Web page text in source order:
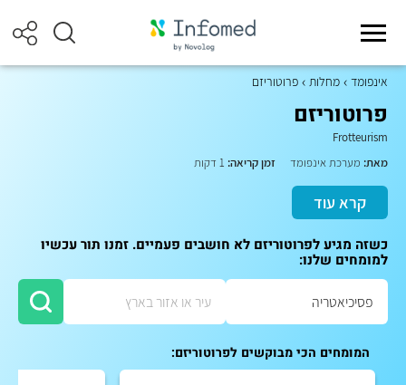
אינפומד מחלות פרוטוריזם
פרוטוריזם
Frotteurism
מאת: מערכת אינפומד זמן קריאה:
קרא עוד
כשזה מגיע לפרוטוריזם לא חושבים פעמיים. זמנו תור עכשיו
למומחים שלנו:
המומחים הכי מבוקשים לפרוטוריזם: